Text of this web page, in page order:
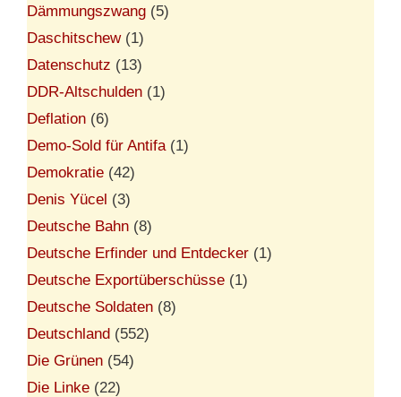
Dämmungszwang (5)
Daschitschew(1)
Datenschutz (13)
DDR-Altschulden (1)
Deflation (6)
Demo-Sold für Antifa(1)
Demokratie (42)
Denis Yücel (3)
Deutsche Bahn (8)
Deutsche Erfinder und Entdecker (1)
Deutsche Exportüberschüsse (1)
Deutsche Soldaten (8)
Deutschland (552)
Die Grünen (54)
Die Linke (22)